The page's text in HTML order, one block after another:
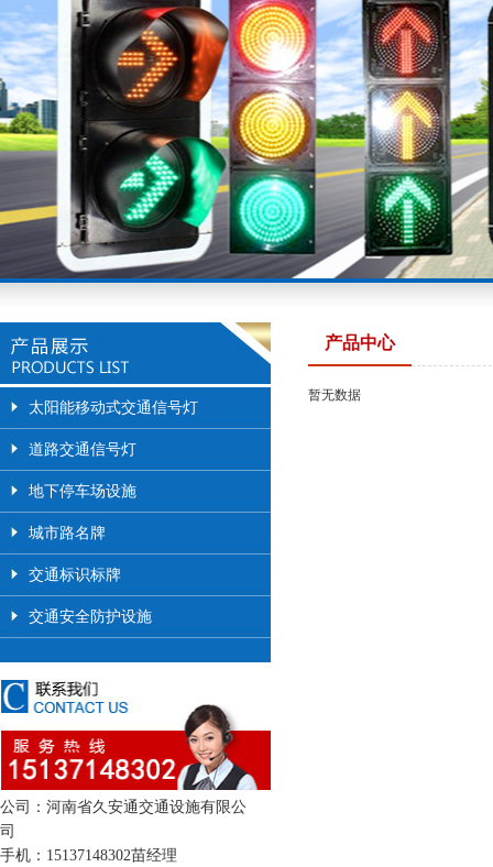
太阳能移动式交通信号灯
道路交通信号灯
地下停车场设施
城市路名牌
交通标识标牌
交通安全防护设施
公司：河南省久安通交通设施有限公
司
手机：15137148302苗经理
产品中心
暂无数据